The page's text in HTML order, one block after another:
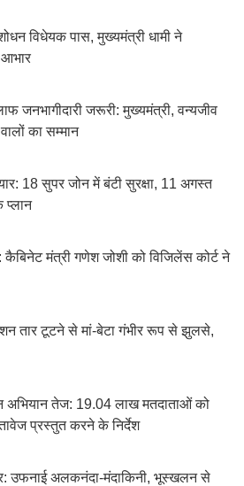
विधेयक पास, मुख्यमंत्री धामी ने
आभार
जनभागीदारी जरूरी: मुख्यमंत्री, वन्यजीव
का सम्मान
18 सुपर जोन में बंटी सुरक्षा, 11 अगस्त
प्लान
मंत्री गणेश जोशी को विजिलेंस कोर्ट ने
तार टूटने से मां-बेटा गंभीर रूप से झुलसे,
अभियान तेज: 19.04 लाख मतदाताओं को
प्रस्तुत करने के निर्देश
उफनाई अलकनंदा-मंदाकिनी, भूस्खलन से